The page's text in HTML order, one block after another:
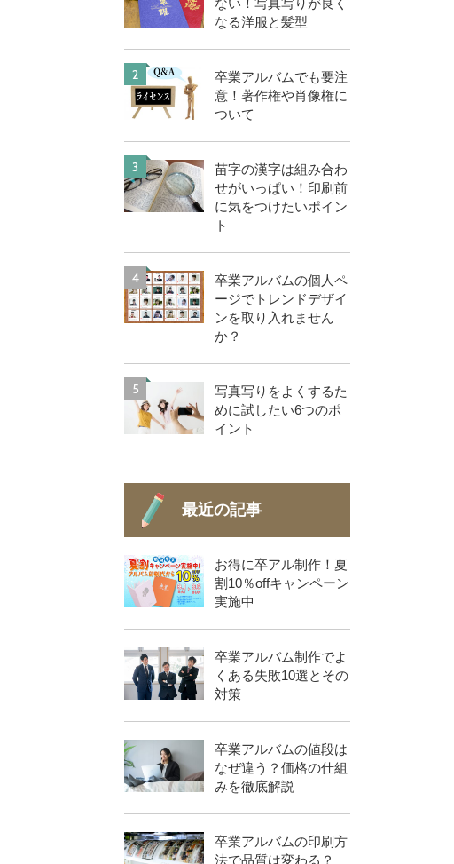
ない！写真写りが良く
なる洋服と髪型
2
卒業アルバムでも要注
意！著作権や肖像権に
ついて
3
苗字の漢字は組み合わ
せがいっぱい！印刷前
に気をつけたいポイン
ト
4
卒業アルバムの個人ペ
ージでトレンドデザイ
ンを取り入れません
か？
5
写真写りをよくするた
めに試したい6つのポ
イント
最近の記事
お得に卒アル制作！夏
割10％offキャンペーン
実施中
卒業アルバム制作でよ
くある失敗10選とその
対策
卒業アルバムの値段は
なぜ違う？価格の仕組
みを徹底解説
卒業アルバムの印刷方
法で品質は変わる？